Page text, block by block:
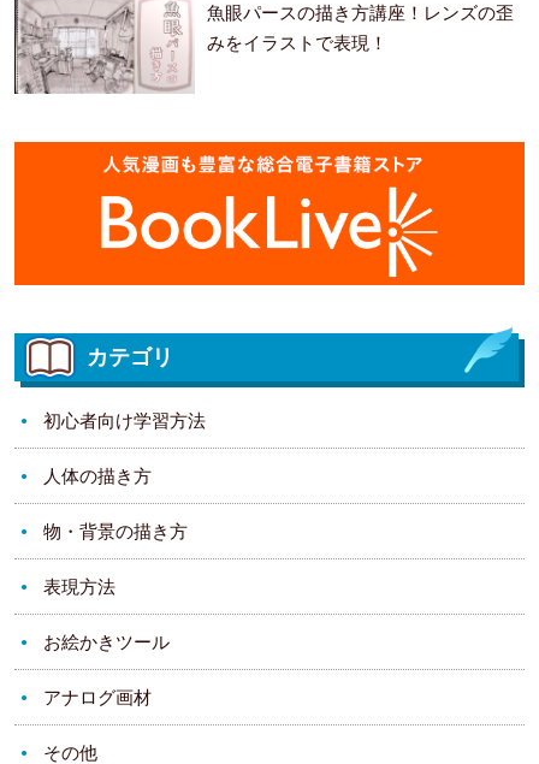
魚眼パースの描き方講座！レンズの歪
みをイラストで表現！
カテゴリ
初心者向け学習方法
人体の描き方
物・背景の描き方
表現方法
お絵かきツール
アナログ画材
その他